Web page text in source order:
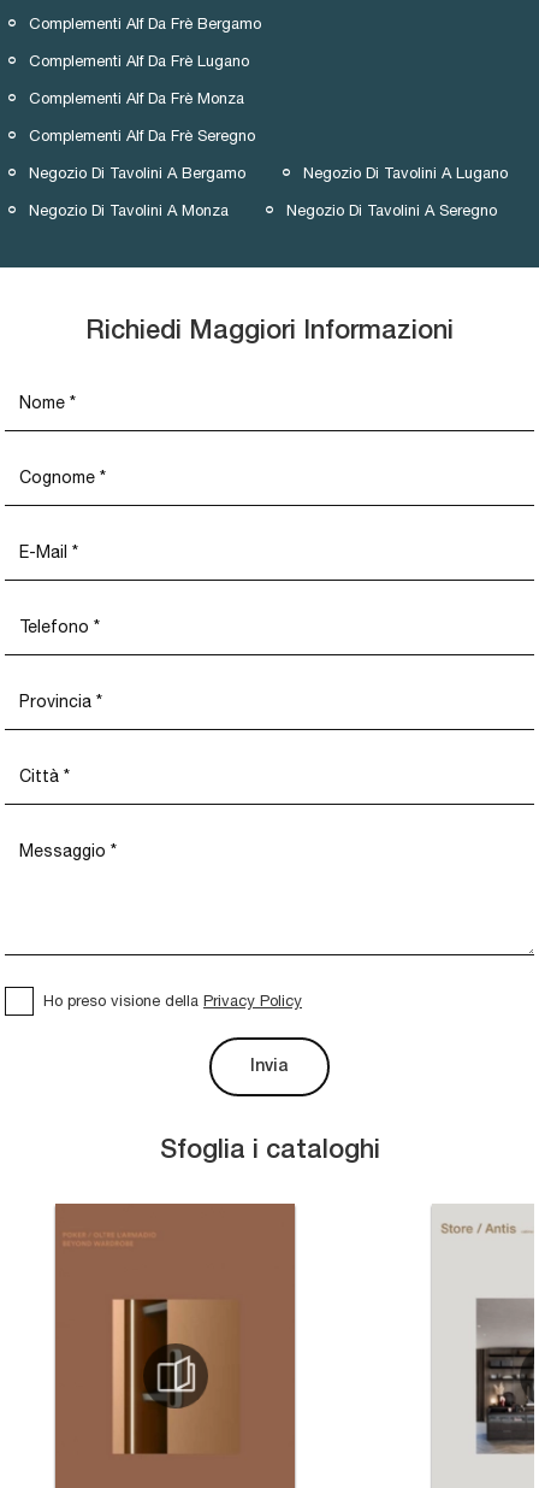
Complementi Alf Da Frè Bergamo
Complementi Alf Da Frè Lugano
Complementi Alf Da Frè Monza
Complementi Alf Da Frè Seregno
Negozio Di Tavolini A Bergamo Negozio Di Tavolini A Lugano
Negozio Di Tavolini A Monza Negozio Di Tavolini A Seregno
Sfoglia i cataloghi
Richiedi Maggiori Informazioni
Ho preso visione della Privacy Policy
Invia